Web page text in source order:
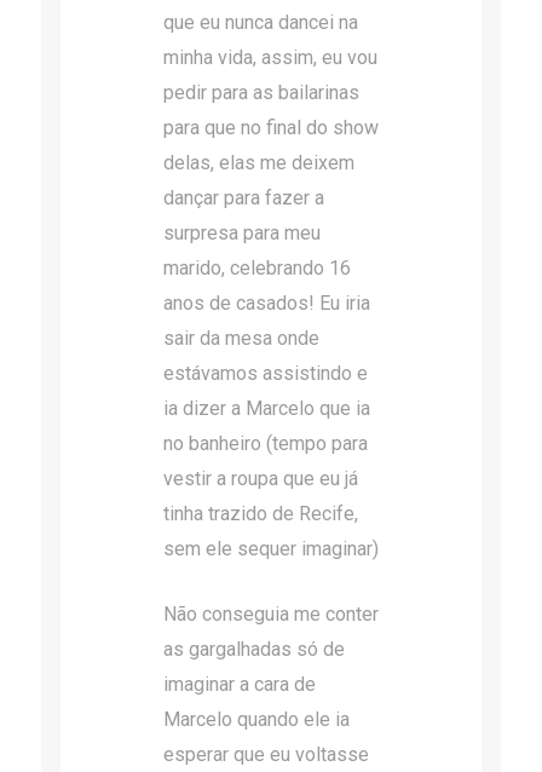
que eu nunca dancei na
minha vida, assim, eu vou
pedir para as bailarinas
para que no final do show
delas, elas me deixem
dançar para fazer a
surpresa para meu
marido, celebrando 16
anos de casados! Eu iria
sair da mesa onde
estávamos assistindo e
ia dizer a Marcelo que ia
no banheiro (tempo para
vestir a roupa que eu já
tinha trazido de Recife,
sem ele sequer imaginar)
Não conseguia me conter
as gargalhadas só de
imaginar a cara de
Marcelo quando ele ia
esperar que eu voltasse